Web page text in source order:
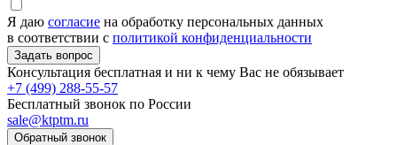
Я даю согласие на обработку персональных данных
в соответствии с политикой конфиденциальности
Консультация бесплатная и ни к чему Вас не обязывает
+7 (499) 288-55-57
Бесплатный звонок по России
sale@ktptm.ru